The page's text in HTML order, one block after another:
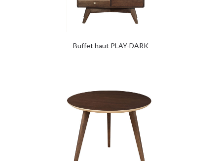
Buffet haut PLAY-DARK